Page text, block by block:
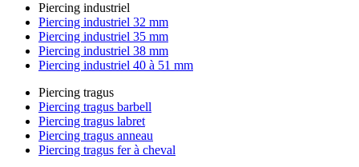
Piercing industriel
Piercing industriel 32 mm
Piercing industriel 35 mm
Piercing industriel 38 mm
Piercing industriel 40 à 51 mm
Piercing tragus
Piercing tragus barbell
Piercing tragus labret
Piercing tragus anneau
Piercing tragus fer à cheval